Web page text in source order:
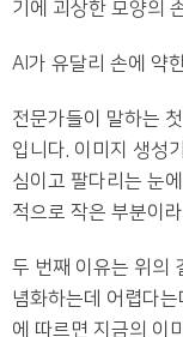
기에 괴상한 모양의
AI가 유달리 손에 약
전문가들이 말하는
입니다. 이미지 생성
심이고 팔다리는 눈
적으로 작은 부분이
두 번째 이유는 위의
념화하는데 어렵다
에 따르면 지금의 이